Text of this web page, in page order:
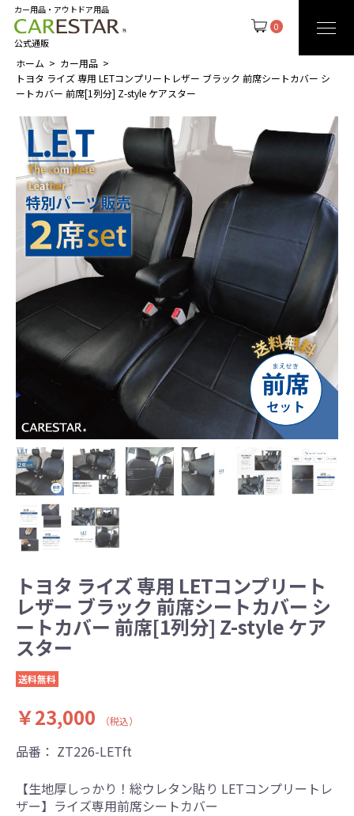
0
カー用品・アウトドア用品
公式通販
ホーム
カー用品
トヨタ ライズ 専用 LETコンプリートレザー ブラック 前席シートカバー シ
ートカバー 前席[1列分] Z-style ケアスター
トヨタ ライズ 専用 LETコンプリート
レザー ブラック 前席シートカバー シ
ートカバー 前席[1列分] Z-style ケア
スター
送料無料
￥23,000 （税込）
品番： ZT226-LETft
【生地厚しっかり！総ウレタン貼り LETコンプリートレ
ザー】ライズ専用前席シートカバー